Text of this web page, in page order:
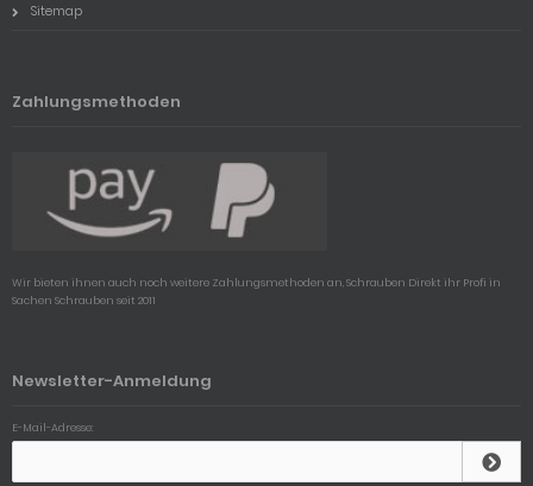
Sitemap
Zahlungsmethoden
Wir bieten ihnen auch noch weitere Zahlungsmethoden an, Schrauben Direkt ihr Profi in
Sachen Schrauben seit 2011
Newsletter-Anmeldung
E-Mail-Adresse: